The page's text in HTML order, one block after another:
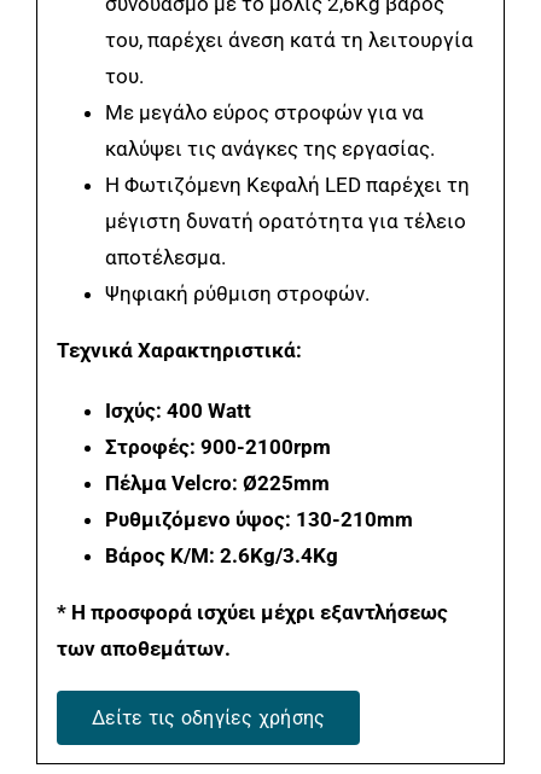
του, παρέχει άνεση κατά τη λειτουργία
του.
Με μεγάλο εύρος στροφών για να
καλύψει τις ανάγκες της εργασίας.
Η Φωτιζόμενη Κεφαλή LED παρέχει τη
μέγιστη δυνατή ορατότητα για τέλειο
αποτέλεσμα.
Ψηφιακή ρύθμιση στροφών.
Τεχνικά Χαρακτηριστικά:
Ισχύς: 400 Watt
Στροφές: 900-2100rpm
Πέλμα Velcro: Ø225mm
Ρυθμιζόμενο ύψος: 130-210mm
Βάρος K/M: 2.6Kg/3.4Kg
* Η προσφορά ισχύει μέχρι εξαντλήσεως
των αποθεμάτων.
Δείτε τις οδηγίες χρήσης